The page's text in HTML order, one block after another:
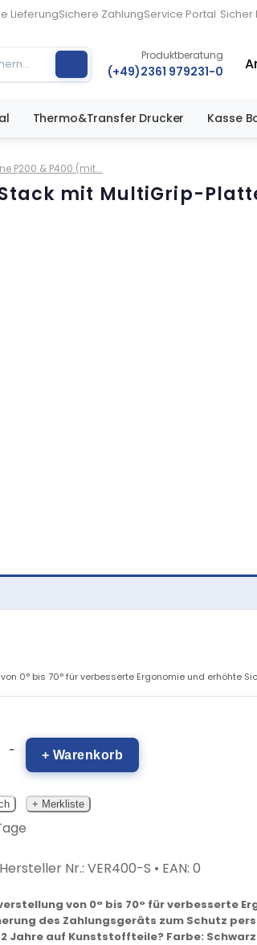
LieferungSichere ZahlungService Portal Sicher
Produktberatung
(+49)2361 979231-0
Thermo&Transfer Drucker Kasse
P200 & P400 (mit...
mit MultiGrip-
0° bis 70° für verbesserte Ergonomie und erhöhte
- + Warenkorb
+ Merkliste
Nr.: VER400-S • EAN: 0
von 0° bis 70° für verbesserte
des Zahlungsgeräts zum Schutz
Jahre auf Kunststoffteile? Farbe: Schwarz